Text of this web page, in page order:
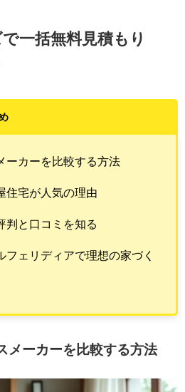
一括無料見積もり
ーカーを比較する方法
住宅が人気の理由
判と口コミを知る
フェリディアで理想の家づく
メーカーを比較する方法